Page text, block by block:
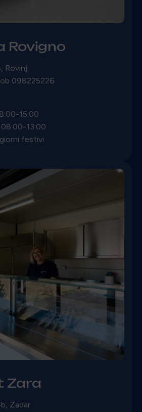
Rovigno
Rovinj
098225226
15:00
13:00
festivi
Zara
Zadar